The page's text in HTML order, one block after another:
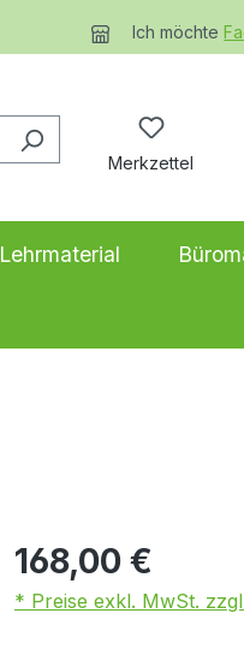
Ich möchte
Du hast
Merkzettel
Lehrmaterial
168,00 €
* Preise exkl. MwSt.